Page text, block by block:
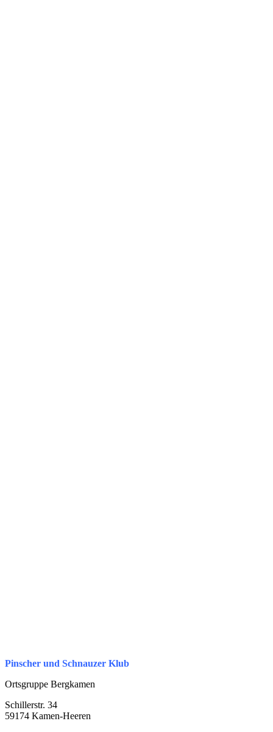
Pinscher und Schnauzer Klub
Ortsgruppe Bergkamen
Schillerstr. 34
59174 Kamen-Heeren